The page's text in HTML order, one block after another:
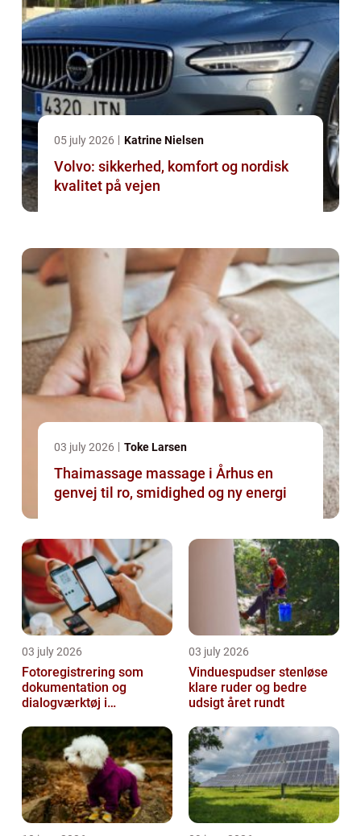
05 july 2026 Katrine Nielsen
Volvo: sikkerhed, komfort og nordisk
kvalitet på vejen
03 july 2026 Toke Larsen
Thaimassage massage i Århus en
genvej til ro, smidighed og ny energi
03 july 2026
Fotoregistrering som
dokumentation og
dialogværktøj i
03 july 2026
Vinduespudser stenløse
klare ruder og bedre
udsigt året rundt